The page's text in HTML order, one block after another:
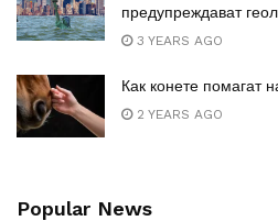
предупреждават
3 YEARS AGO
Как конете помагат
2 YEARS AGO
Popular News